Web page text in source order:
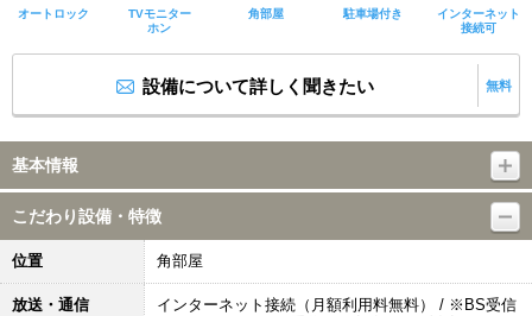
オートロック
TVモニター
ホン
角部屋 駐車場付き
インターネット
接続可
設備について詳しく聞きたい 無料
基本情報
こだわり設備・特徴
位置 角部屋
放送・通信
インターネット接続（月額利用料無料） / ※BS受信